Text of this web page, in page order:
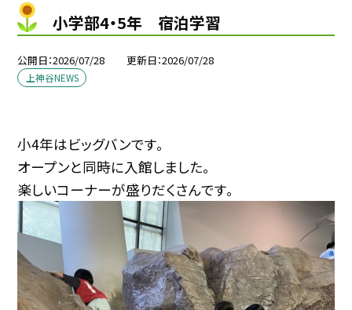
小学部4・5年 宿泊学習
公開日 2026/07/28 更新日 2026/07/28
上神谷NEWS
小4年はビッグバンです。
オープンと同時に入館しました。
楽しいコーナーが盛りだくさんです。